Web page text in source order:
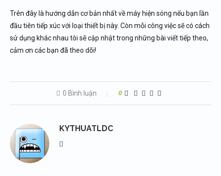
Trên đây là hướng dẫn cơ bản nhất về máy hiện sóng nếu bạn lần
đầu tiên tiếp xúc với loại thiết bị này. Còn mỗi công việc sẽ có cách
sử dụng khác nhau tôi sẽ cập nhật trong những bài viết tiếp theo,
cảm ơn các bạn đã theo dõi!
0 Bình luận 0
KYTHUATLDC